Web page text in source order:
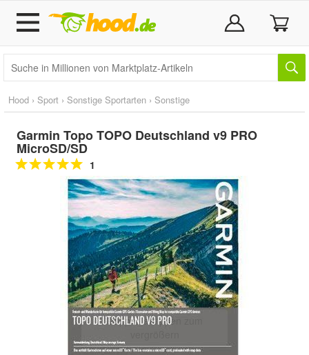
Hood › Sport › Sonstige Sportarten › Sonstige
Garmin Topo TOPO Deutschland v9 PRO
MicroSD/SD
1
Doppelt antippen zum